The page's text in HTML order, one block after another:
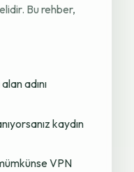
Bu rehber,
adını
kaydın
VPN